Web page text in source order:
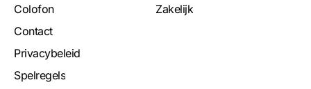
Colofon
Contact
Privacybeleid
Spelregels
Zakelijk